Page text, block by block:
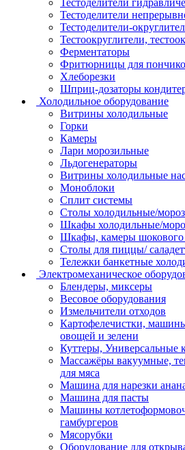
Тестоделители
Тестоделители-
Тестоокруглители,
Ферментаторы
Фритюрницы для
Хлеборезки
Шприц-дозаторы
Холодильное оборудование
Витрины холодильные
Горки
Камеры
Лари морозильные
Льдогенераторы
Витрины холодильные
Моноблоки
Сплит системы
Столы холодильные/
Шкафы холодильные/
Шкафы, камеры шокового
Столы для пиццы/
Тележки банкетные
Электромеханическое
Блендеры, миксеры
Весовое оборудования
Измельчители отходов
Картофелечистки,
овощей и зелени
Куттеры,
Массажёры вакуумные,
для мяса
Машина для нарезки
Машина для пасты
Машины
гамбургеров
Мясорубки
Оборудование для